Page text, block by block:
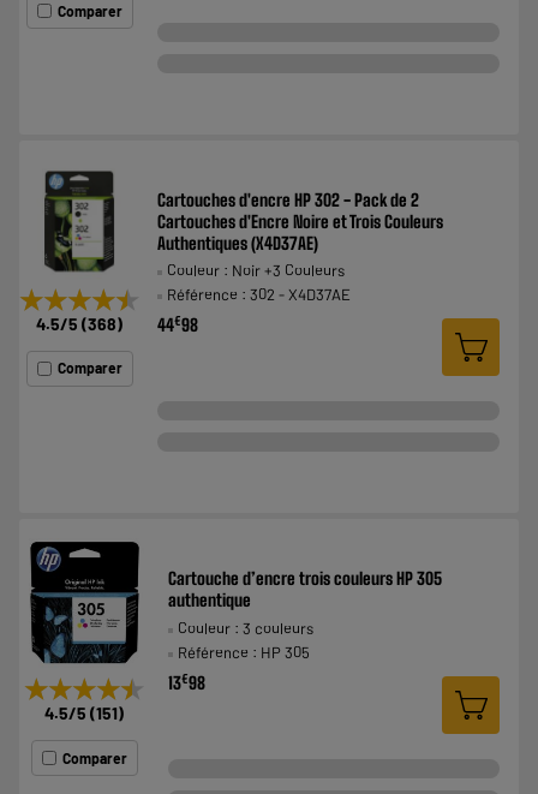
Comparer
★★★★★
★★★★★
4.5/5 (368)
Comparer
Cartouches d'encre HP 302 - Pack de 2
Cartouches d'Encre Noire et Trois Couleurs
Authentiques (X4D37AE)
Couleur : Noir +3 Couleurs
Référence : 302 - X4D37AE
44€98
★★★★★
★★★★★
4.5/5 (151)
Comparer
Cartouche d’encre trois couleurs HP 305
authentique
Couleur : 3 couleurs
Référence : HP 305
13€98